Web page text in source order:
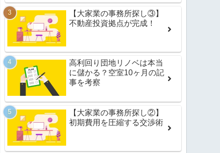
【大家業の事務所探し③】
不動産投資拠点が完成！
高利回り団地リノベは本当
に儲かる？空室10ヶ月の記
事を考察
【大家業の事務所探し②】
初期費用を圧縮する交渉術